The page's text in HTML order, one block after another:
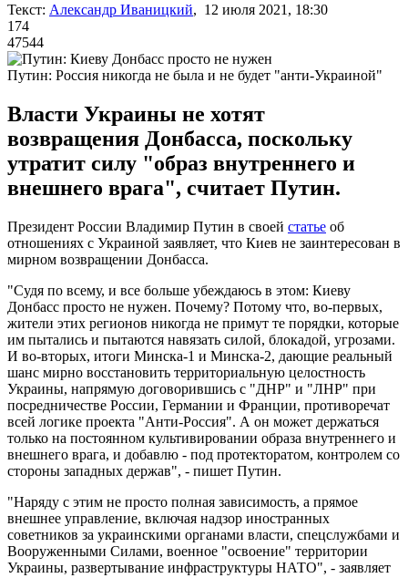
Текст: Александр Иваницкий, 12 июля 2021, 18:30
174
47544
Путин: Россия никогда не была и не будет "анти-Украиной"
Власти Украины не хотят
возвращения Донбасса, поскольку
утратит силу "образ внутреннего и
внешнего врага", считает Путин.
Президент России Владимир Путин в своей статье об
отношениях с Украиной заявляет, что Киев не заинтересован в
мирном возвращении Донбасса.
"Судя по всему, и все больше убеждаюсь в этом: Киеву
Донбасс просто не нужен. Почему? Потому что, во-первых,
жители этих регионов никогда не примут те порядки, которые
им пытались и пытаются навязать силой, блокадой, угрозами.
И во-вторых, итоги Минска-1 и Минска-2, дающие реальный
шанс мирно восстановить территориальную целостность
Украины, напрямую договорившись с "ДНР" и "ЛНР" при
посредничестве России, Германии и Франции, противоречат
всей логике проекта "Анти-Россия". А он может держаться
только на постоянном культивировании образа внутреннего и
внешнего врага, и добавлю - под протекторатом, контролем со
стороны западных держав", - пишет Путин.
"Наряду с этим не просто полная зависимость, а прямое
внешнее управление, включая надзор иностранных
советников за украинскими органами власти, спецслужбами и
Вооруженными Силами, военное "освоение" территории
Украины, развертывание инфраструктуры НАТО", - заявляет